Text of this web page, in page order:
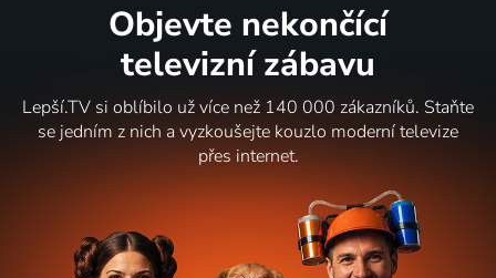
Objevte nekončící
televizní zábavu
Lepší.TV si oblíbilo už více než 140 000 zákazníků. Staňte
se jedním z nich a vyzkoušejte kouzlo moderní televize
přes internet.